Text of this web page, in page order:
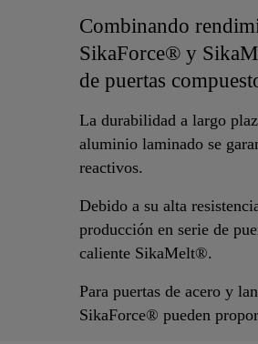
Combinando
SikaForce® y
de puertas
La durabilidad a largo
aluminio laminado se
reactivos.
Debido a su alta
producción en serie de
caliente SikaMelt®.
Para puertas de acero y
SikaForce® pueden